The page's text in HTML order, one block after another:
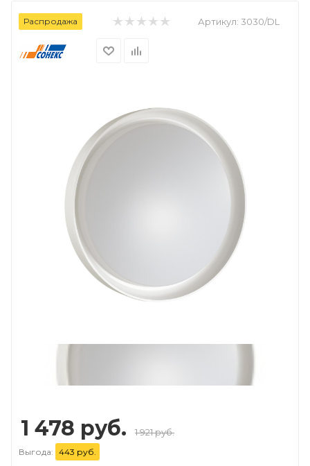
Распродажа Артикул: 3030/DL
1 478 руб. 1 921 руб.
Выгода: 443 руб.